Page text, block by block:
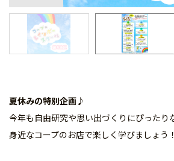
夏休みの特別企画♪
今年も自由研究や思い出づくりにぴったり
身近なコープのお店で楽しく学びましょう！